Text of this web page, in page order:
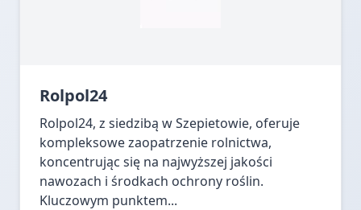
Rolpol24
Rolpol24, z siedzibą w Szepietowie, oferuje
kompleksowe zaopatrzenie rolnictwa,
koncentrując się na najwyższej jakości
nawozach i środkach ochrony roślin.
Kluczowym punktem...